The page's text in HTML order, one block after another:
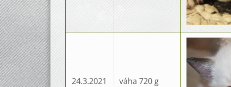
24.3.2021 váha 720 g